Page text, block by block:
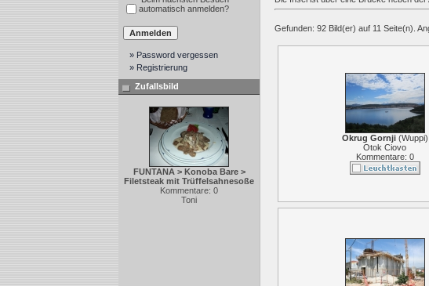
automatisch anmelden?
» Password vergessen
» Registrierung
Zufallsbild
FUNTANA > Konoba Bare >
Filetsteak mit Trüffelsahnesoße
Kommentare: 0
Toni
Gefunden: 92 Bild(er) auf 11 Seite(n).
Okrug Gornji(Wuppi)
Otok Ciovo
Kommentare: 0